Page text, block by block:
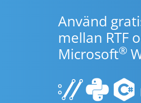
Använd
mellan RTF
Microsoft®